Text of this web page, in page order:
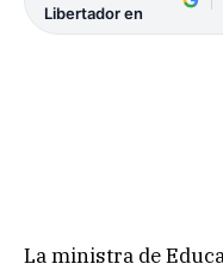
Libertador en
La ministra de